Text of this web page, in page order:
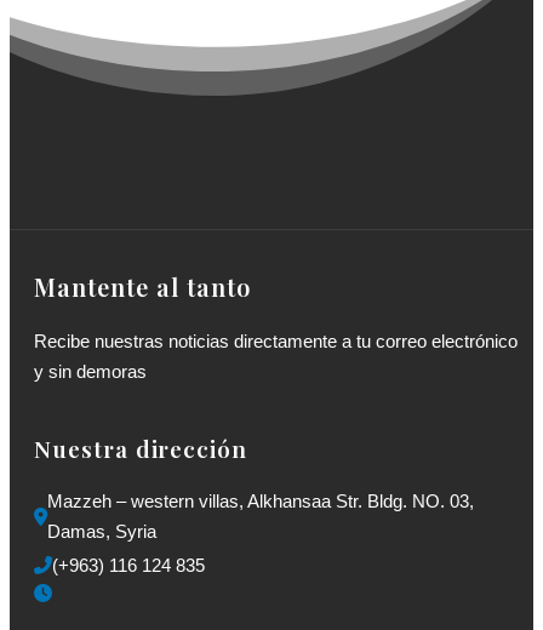
Mantente al tanto
Recibe nuestras noticias directamente a tu correo electrónico
y sin demoras
Nuestra dirección
Mazzeh – western villas, Alkhansaa Str. Bldg. NO. 03,
Damas, Syria
(+963) 116 124 835